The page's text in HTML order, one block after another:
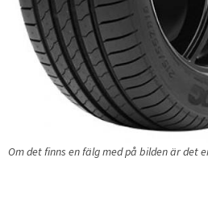
Om det finns en fälg med på bilden är det